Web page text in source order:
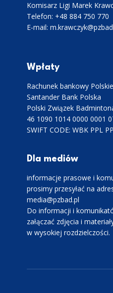
Komisarz Ligi Marek
Telefon: +48 884 750 770
E-mail:
Wpłaty
Rachunek bankowy
Santander Bank Polska
Polski Związek
46 1090 1014 0000 0001
SWIFT CODE: WBK PPL
Dla mediów
informacje prasowe i
prosimy przesyłać na
media@pzbad.pl
Do informacji i
załączać zdjęcia i
w wysokiej rozdzielczości.